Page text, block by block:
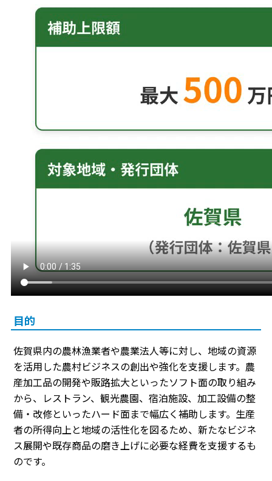
目的
佐賀県内の農林漁業者や農業法人等に対し、地域の資源
を活用した農村ビジネスの創出や強化を支援します。農
産加工品の開発や販路拡大といったソフト面の取り組み
から、レストラン、観光農園、宿泊施設、加工設備の整
備・改修といったハード面まで幅広く補助します。生産
者の所得向上と地域の活性化を図るため、新たなビジネ
ス展開や既存商品の磨き上げに必要な経費を支援するも
のです。